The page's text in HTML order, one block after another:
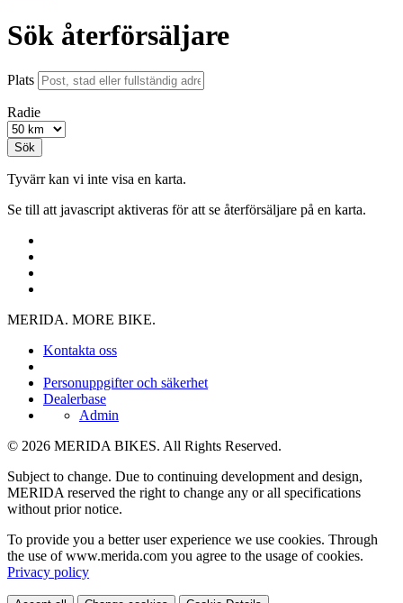
Sök återförsäljare
Plats
Radie
Sök
Tyvärr kan vi inte visa en karta.
Se till att javascript aktiveras för att se återförsäljare på en karta.
MERIDA. MORE BIKE.
Kontakta oss
Personuppgifter och säkerhet
Dealerbase
Admin
© 2026 MERIDA BIKES. All Rights Reserved.
Subject to change. Due to continuing development and design,
MERIDA reserved the right to change any or all specifications
without prior notice.
To provide you a better user experience we use cookies. Through
the use of www.merida.com you agree to the usage of cookies.
Privacy policy